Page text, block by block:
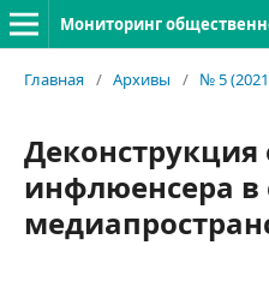
Главная / Архивы / № 5
Деконструкция
инфлюенсера